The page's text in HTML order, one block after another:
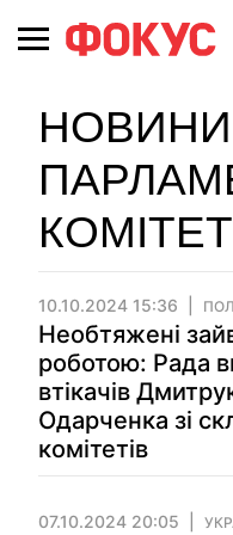
НОВИНИ
10.10.2024 15:36
Необтяжені
роботою: Рада
втікачів
Одарченка зі
комітетів
07.10.2024 20:05